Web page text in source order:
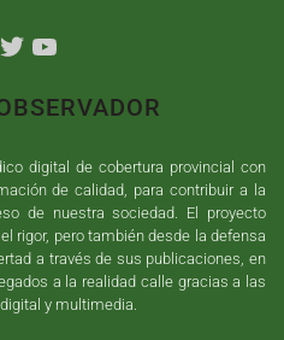
digital de cobertura provincial con
de calidad, para contribuir a la
de nuestra sociedad. El proyecto
rigor, pero también desde la defensa
a través de sus publicaciones, en
a la realidad calle gracias a las
y multimedia.